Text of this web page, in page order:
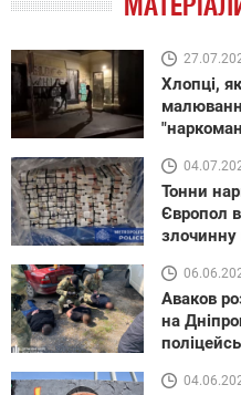
Хлопці,
Тонни
Європол
злочинну
Аваков
на